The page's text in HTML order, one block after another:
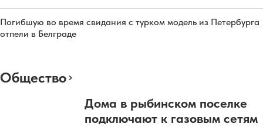
Погибшую во время свидания с турком модель из Петербурга
отпели в Белграде
Общество
Дома в рыбинском поселке
подключают к газовым сетям